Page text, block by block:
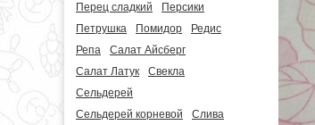
Перец сладкий
Персики
Петрушка
Помидор
Редис
Репа
Салат Айсберг
Салат Латук
Свекла
Сельдерей
Сельдерей корневой
Слива